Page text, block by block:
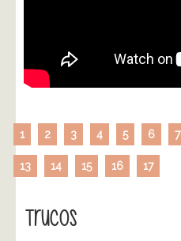
1 2 3 4 5 6 7
13 14 15 16 17
Trucos